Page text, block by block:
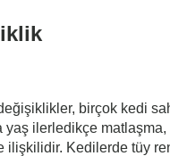
birçok kedi
ilerledikçe
Kedilerde tüy